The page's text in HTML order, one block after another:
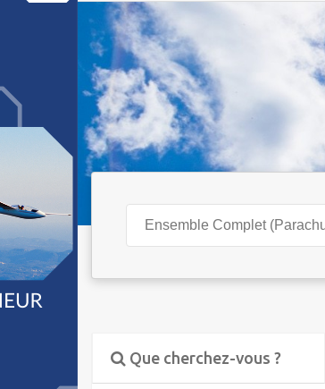
Ensemble Complet
Que cherchez-vous ?